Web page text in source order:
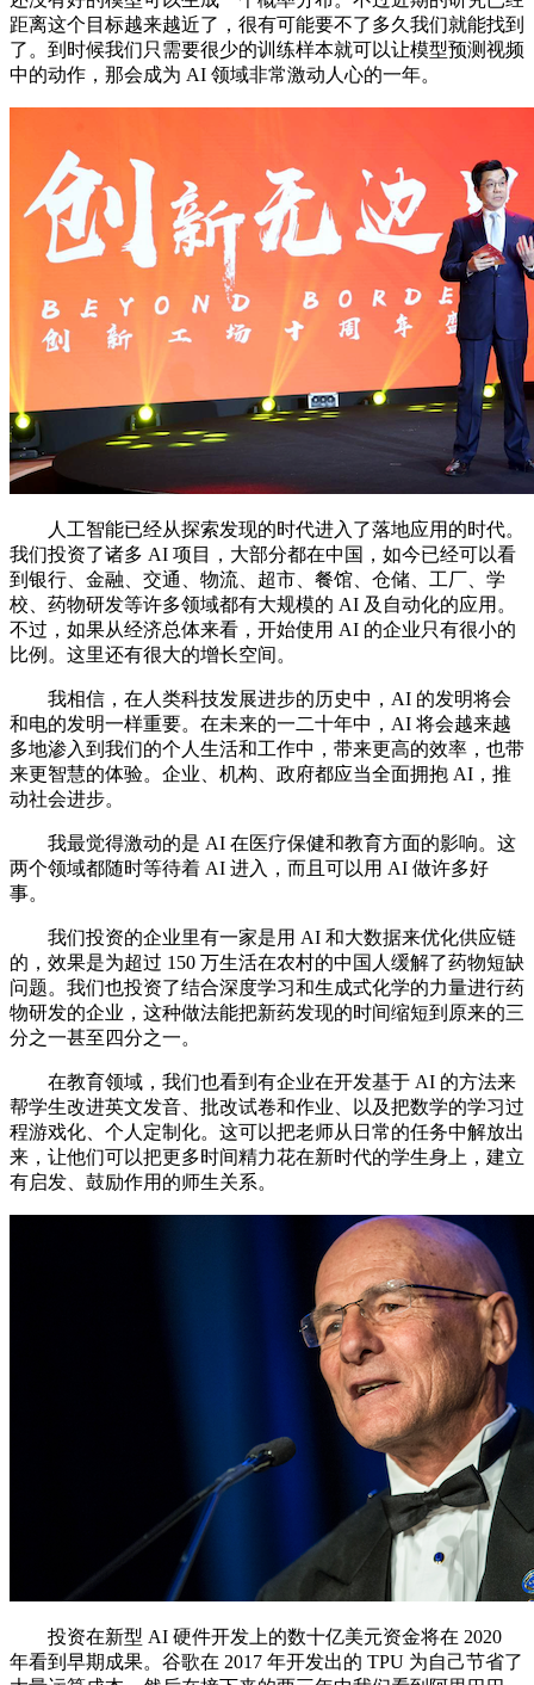
距离这个目标越来越近了，很有可能要不了多久我们就能找到
了。到时候我们只需要很少的训练样本就可以让模型预测视频
中的动作，那会成为 AI 领域非常激动人心的一年。
人工智能已经从探索发现的时代进入了落地应用的时代。
我们投资了诸多 AI 项目，大部分都在中国，如今已经可以看
到银行、金融、交通、物流、超市、餐馆、仓储、工厂、学
校、药物研发等许多领域都有大规模的 AI 及自动化的应用。
不过，如果从经济总体来看，开始使用 AI 的企业只有很小的
比例。这里还有很大的增长空间。
我相信，在人类科技发展进步的历史中，AI 的发明将会
和电的发明一样重要。在未来的一二十年中，AI 将会越来越
多地渗入到我们的个人生活和工作中，带来更高的效率，也带
来更智慧的体验。企业、机构、政府都应当全面拥抱 AI，推
动社会进步。
我最觉得激动的是 AI 在医疗保健和教育方面的影响。这
两个领域都随时等待着 AI 进入，而且可以用 AI 做许多好
事。
我们投资的企业里有一家是用 AI 和大数据来优化供应链
的，效果是为超过 150 万生活在农村的中国人缓解了药物短缺
问题。我们也投资了结合深度学习和生成式化学的力量进行药
物研发的企业，这种做法能把新药发现的时间缩短到原来的三
分之一甚至四分之一。
在教育领域，我们也看到有企业在开发基于 AI 的方法来
帮学生改进英文发音、批改试卷和作业、以及把数学的学习过
程游戏化、个人定制化。这可以把老师从日常的任务中解放出
来，让他们可以把更多时间精力花在新时代的学生身上，建立
有启发、鼓励作用的师生关系。
投资在新型 AI 硬件开发上的数十亿美元资金将在 2020
年看到早期成果。谷歌在 2017 年开发出的 TPU 为自己节省了